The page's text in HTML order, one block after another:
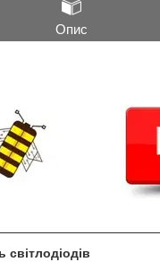
Опис
світлодіодів